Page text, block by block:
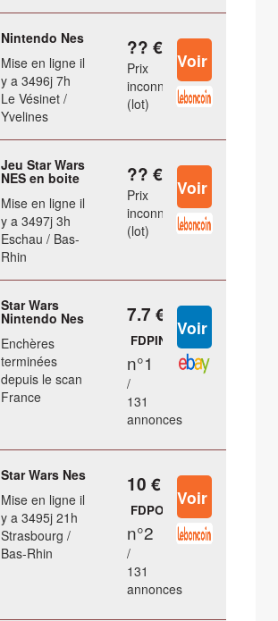
Nintendo Nes
Mise en ligne il
y a 3496j 7h
Le Vésinet /
Yvelines
?? €
Prix
inconnu
(lot)
Jeu Star Wars
NES en boite
Mise en ligne il
y a 3497j 3h
Eschau / Bas-
Rhin
?? €
Prix
inconnu
(lot)
Star Wars
Nintendo Nes
Enchères
terminées
depuis le scan
France
7.7 €
FDPIN
n°1
/
131
annonces
Star Wars Nes
Mise en ligne il
y a 3495j 21h
Strasbourg /
Bas-Rhin
10 €
FDPOUT
n°2
/
131
annonces